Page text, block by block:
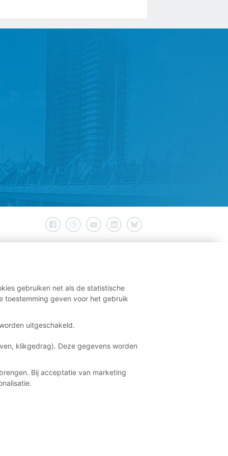
gebruiken net als de statistische
toestemming geven voor het gebruik
uitgeschakeld.
klikgedrag). Deze gegevens worden
Bij acceptatie van marketing